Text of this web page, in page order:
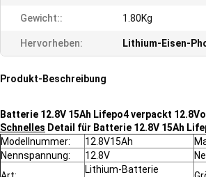
Gewicht:: 1.80Kg
Hervorheben: Lithium-Eisen-
Produkt-Beschreibung
Batterie 12.8V 15Ah Lifepo4 verpackt
Schnelles Detail für Batterie 12.8V 15Ah
Modellnummer:
12.8V15Ah
Nennspannung:
12.8V
Lithium-Batterie